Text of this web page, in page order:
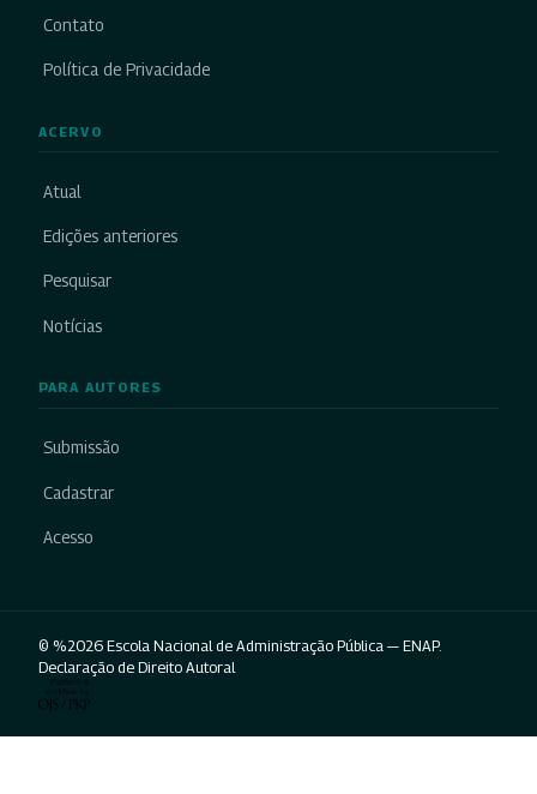
Contato
Política de Privacidade
ACERVO
Atual
Edições anteriores
Pesquisar
Notícias
PARA AUTORES
Submissão
Cadastrar
Acesso
© %2026 Escola Nacional de Administração Pública — ENAP.
Declaração de Direito Autoral